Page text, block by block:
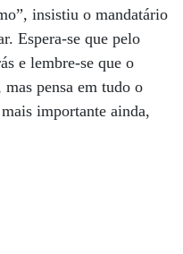
insistiu o mandatário
Espera-se que pelo
e lembre-se que o
pensa em tudo o
importante ainda,